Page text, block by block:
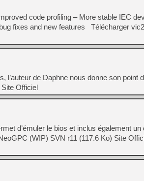
[Mo5] DOOM arrive en
[GK] Bethesda fête les 30
[GK] Roblox : l'action en
[LS] [PS5] ps5-y2jb-
[GK] Pourquoi Marvel
[GK] Test : Restory : Chill
[GK] GTA 6 : Rockstar
[GK] Hot Wheels Infinite
[GK] Mémoire cash -
[GK] Résultats Nintendo :
[GK] Dans ce jeu de
[GK] Mémoire cash -
[GK] "Vous ne serez
[Mo5] Changeable
[GK] Des bugs de Super
code profiling – More stable IEC
fixes and new features Télécharger
l’auteur de Daphne nous donne son point
Officiel
d’émuler le bios et inclus également un
(WIP) SVN r11 (117.6 Ko) Site